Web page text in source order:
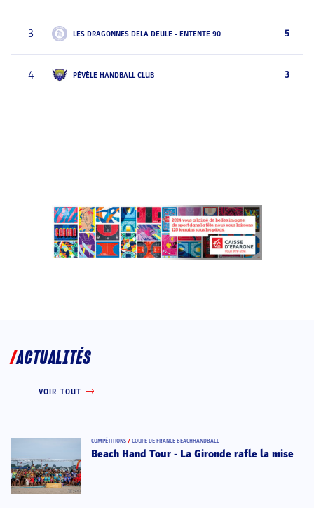
3 LES DRAGONNES DELA DEULE - ENTENTE 90 5
4 PÉVÈLE HANDBALL CLUB 3
ACTUALITÉS
VOIR TOUT
COMPÉTITIONS / COUPE DE FRANCE BEACHHANDBALL
Beach Hand Tour - La Gironde rafle la mise